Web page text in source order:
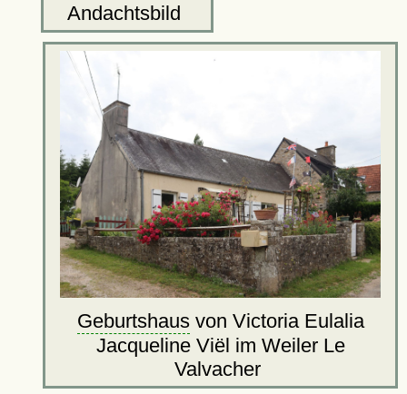
Andachtsbild
Geburtshausvon Victoria Eulalia
Jacqueline Viël im Weiler Le
Valvacher